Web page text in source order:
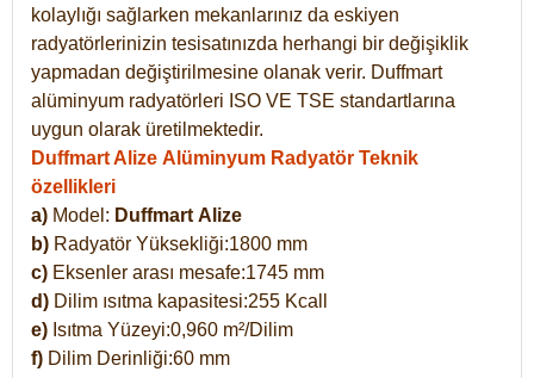
kolaylığı sağlarken mekanlarınız da eskiyen
radyatörlerinizin tesisatınızda herhangi bir değişiklik
yapmadan değiştirilmesine olanak verir. Duffmart
alüminyum radyatörleri ISO VE TSE standartlarına
uygun olarak üretilmektedir.
Duffmart Alize Alüminyum Radyatör Teknik
özellikleri
a) Model: Duffmart Alize
b) Radyatör Yüksekliği:1800 mm
c) Eksenler arası mesafe:1745 mm
d) Dilim ısıtma kapasitesi:255 Kcall
e) Isıtma Yüzeyi:0,960 m²/Dilim
f) Dilim Derinliği:60 mm